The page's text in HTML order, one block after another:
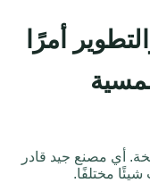
أمرًا
أي مصنع جيد قادر
مختلفًا.